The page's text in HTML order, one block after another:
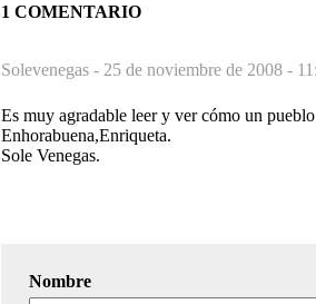
1 COMENTARIO
Solevenegas - 25 de noviembre de 2008 -
Es muy agradable leer y ver cómo un
Enhorabuena,Enriqueta.
Sole Venegas.
Nombre